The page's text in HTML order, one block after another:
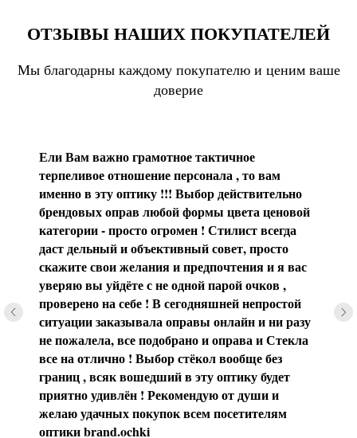
ОТЗЫВЫ НАШИХ ПОКУПАТЕЛЕЙ
Мы благодарны каждому покупателю и ценим ваше
доверие
Ели Вам важно грамотное тактичное
терпеливое отношение персонала , то вам
именно в эту оптику !!! Выбор действительно
брендовых оправ любой формы цвета ценовой
категории - просто огромен ! Стилист всегда
даст дельный и объективный совет, просто
скажите свои желания и предпочтения и я вас
уверяю вы уйдёте с не одной парой очков ,
проверено на себе ! В сегодняшней непростой
ситуации заказывала оправы онлайн и ни разу
не пожалела, все подобрано и оправа и Стекла
все на отлично ! Выбор стёкол вообще без
границ , всяк вошедший в эту оптику будет
приятно удивлён ! Рекомендую от души и
желаю удачных покупок всем посетителям
оптики brаnd.ochki